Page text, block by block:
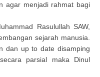
agar menjadi rahmat bagi
Rasulullah SAW,
sejarah manusia.
dan up to date disamping
parsial maka Dinul